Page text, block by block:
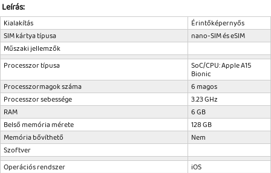
Leírás:
Kialakítás
Érintőképernyős
SIM kártya típusa
nano-SIM és eSIM
Műszaki jellemzők
Processzor típusa
SoC/CPU: Apple A15
Bionic
Processzormagok száma
6 magos
Processzor sebessége
3.23 GHz
RAM
6 GB
Belső memória mérete
128 GB
Memória bővíthető
Nem
Szoftver
Operációs rendszer
iOS
Kapcsolat
Cégünkről, elérhetőségek